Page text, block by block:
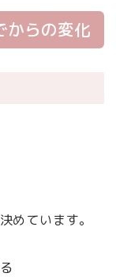
からの変化
めています。